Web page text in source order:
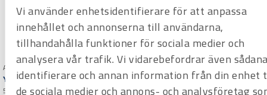
Vi använder enhetsidentifierare för att anpassa
innehållet och annonserna till användarna,
tillhandahålla funktioner för sociala medier och
analysera vår trafik. Vi vidarebefordrar även sådana
identifierare och annan information från din enhet
de sociala medier och annons- och analysföretag
Art.nr 2607020
YXA
500 mm, träskaft, Sandvik
Art.nr 2601130
Kopparhammare Hultafors
CU